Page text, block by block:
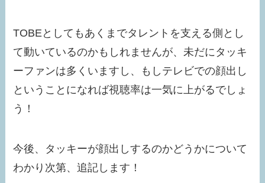
TOBEとしてもあくまでタレントを支える側とし
て動いているのかもしれませんが、未だにタッキ
ーファンは多くいますし、もしテレビでの顔出し
ということになれば視聴率は一気に上がるでしょ
う！
今後、タッキーが顔出しするのかどうかについて
わかり次第、追記します！